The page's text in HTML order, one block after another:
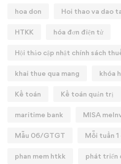
hoa don Hoi thao va dao
HTKK hóa đơn điện tử
Hội thảo cập nhật chính sách
khai thue qua mang khóa
Kế toán Kế toán quản trị
maritime bank MISA
Mẫu 06/GTGT Mỗi tuần
phan mem htkk phát triển